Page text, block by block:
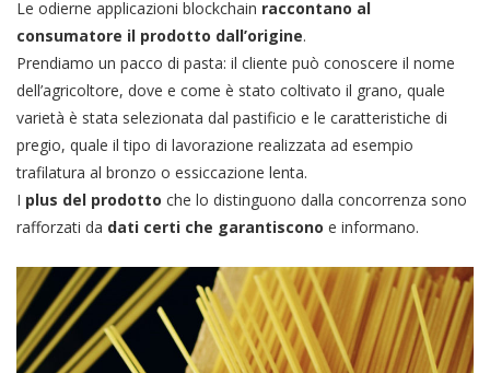
Le odierne applicazioni blockchain raccontano al
consumatore il prodotto dall’origine.
Prendiamo un pacco di pasta: il cliente può conoscere il nome
dell’agricoltore, dove e come è stato coltivato il grano, quale
varietà è stata selezionata dal pastificio e le caratteristiche di
pregio, quale il tipo di lavorazione realizzata ad esempio
trafilatura al bronzo o essiccazione lenta.
I plus del prodotto che lo distinguono dalla concorrenza sono
rafforzati da dati certi che garantiscono e informano.